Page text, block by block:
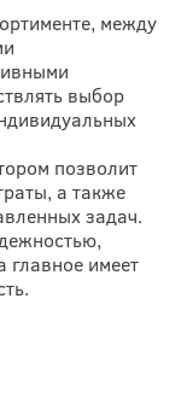
между
выбор
позволит
а также
задач.
главное имеет